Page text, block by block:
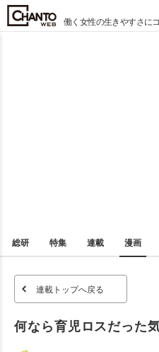
働く女性の生きやすさに
総研 特集 連載 漫画
連載トップへ戻る
何なら育児ロスだった